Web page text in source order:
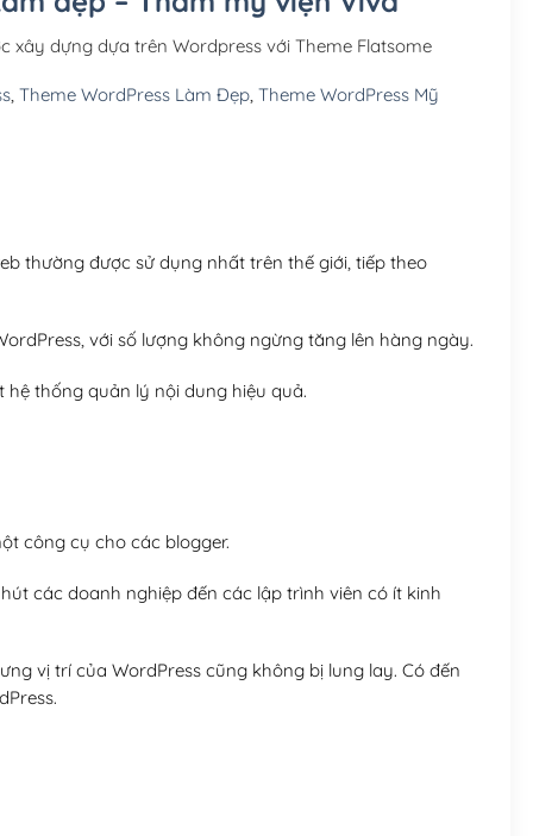
Hosting 3GB SSD (1
xây dựng dựa trên Wordpress với Theme Flatsome
, Theme WordPress Làm Đẹp, Theme WordPress Mỹ
thường được sử dụng nhất trên thế giới, tiếp theo
với số lượng không ngừng tăng lên hàng ngày.
thống quản lý nội dung hiệu quả.
công cụ cho các blogger.
các doanh nghiệp đến các lập trình viên có ít kinh
vị trí của WordPress cũng không bị lung lay. Có đến